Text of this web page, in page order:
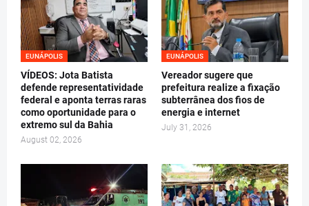
EUNÁPOLIS
VÍDEOS: Jota Batista
defende representatividade
federal e aponta terras raras
como oportunidade para o
extremo sul da Bahia
August 02, 2026
EUNÁPOLIS
Vereador sugere que
prefeitura realize a fixação
subterrânea dos fios de
energia e internet
July 31, 2026